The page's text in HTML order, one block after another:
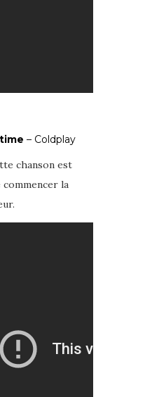
– Coldplay
chanson est
la